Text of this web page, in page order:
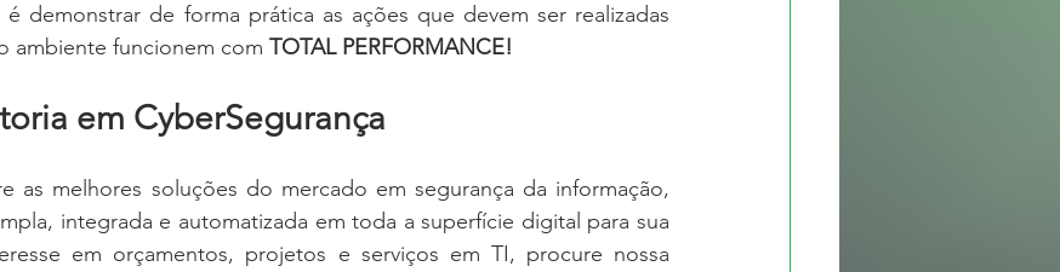
é demonstrar de forma prática as ações que devem ser realizadas
ambiente funcionem com TOTAL PERFORMANCE!
em CyberSegurança
as melhores soluções do mercado em segurança da informação,
integrada e automatizada em toda a superfície digital para sua
em orçamentos, projetos e serviços em TI, procure nossa